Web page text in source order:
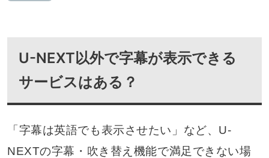
U-NEXT以外で字幕が表示できる
サービスはある？
「字幕は英語でも表示させたい」など、U-
NEXTの字幕・吹き替え機能で満足できない場